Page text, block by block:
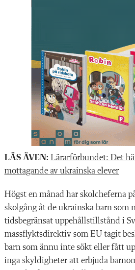
LÄS ÄVEN: Lärarförbundet: Det
mottagande av ukrainska elever
Högst en månad har skolcheferna
skolgång åt de ukrainska barn som
tidsbegränsat uppehållstillstånd i
massflyktsdirektiv som EU tagit
barn som ännu inte sökt eller fått
inga skyldigheter att erbjuda